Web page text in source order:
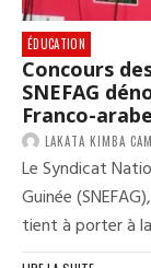
ÉDUCATION
Concours
SNEFAG
Franco-
LAKATA KIMBA
Le Syndicat
Guinée
tient à porter à